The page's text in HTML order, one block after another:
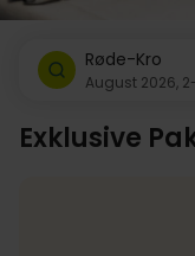
Røde-Kro
August 2026,
Exklusive